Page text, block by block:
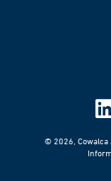
© 2026, Cowalca